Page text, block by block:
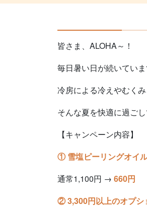
皆さま、ALOHA～！
毎日暑い日が続いてい
冷房による冷えやむく
そんな夏を快適に過ご
【キャンペーン内容】
① 雪塩ピーリングオイ
通常1,100円 → 660円
② 3,300円以上のオプシ